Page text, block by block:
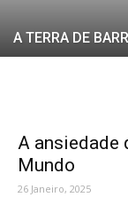
A TERRA DE
A ansiedade
Mundo
26 Janeiro, 2025